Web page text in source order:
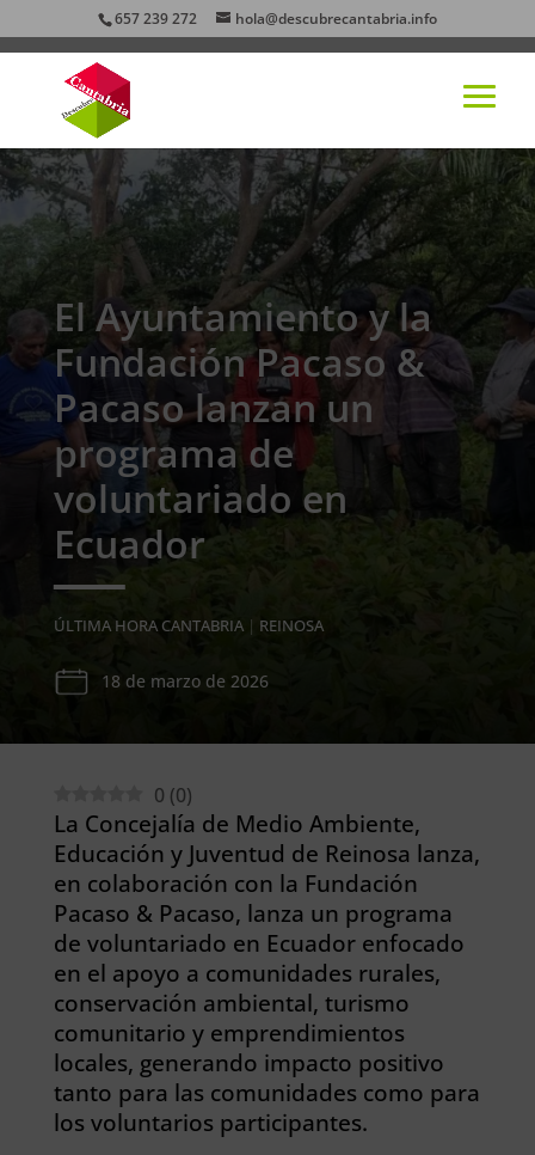
657 239 272 hola@descubrecantabria.info
El Ayuntamiento y la
Fundación Pacaso &
Pacaso lanzan un
programa de
voluntariado en
Ecuador
ÚLTIMA HORA CANTABRIA| REINOSA
18 de marzo de 2026
0 (0)
La Concejalía de Medio Ambiente,
Educación y Juventud de Reinosa lanza,
en colaboración con la Fundación
Pacaso & Pacaso, lanza un programa
de voluntariado en Ecuador enfocado
en el apoyo a comunidades rurales,
conservación ambiental, turismo
comunitario y emprendimientos
locales, generando impacto positivo
tanto para las comunidades como para
los voluntarios participantes.